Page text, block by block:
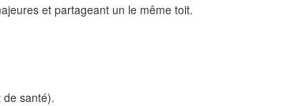
et partageant un le même toit.
de santé).